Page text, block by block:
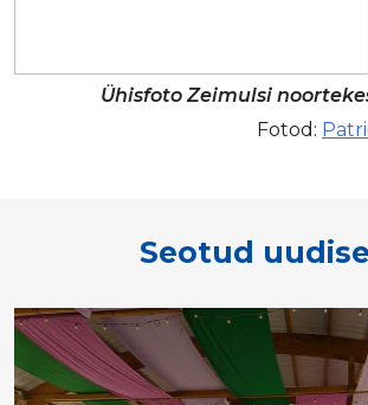
Ühisfoto Zeimulsi
Fotod:
Seotud